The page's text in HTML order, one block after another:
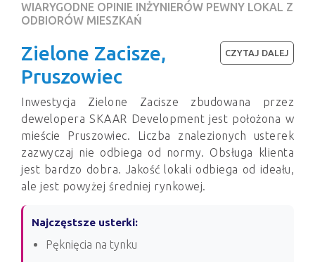
WIARYGODNE OPINIE INŻYNIERÓW PEWNY LOKAL Z
ODBIORÓW MIESZKAŃ
Zielone Zacisze,
Pruszowiec
Inwestycja Zielone Zacisze zbudowana przez
dewelopera SKAAR Development jest położona w
mieście Pruszowiec. Liczba znalezionych usterek
zazwyczaj nie odbiega od normy. Obsługa klienta
jest bardzo dobra. Jakość lokali odbiega od ideału,
ale jest powyżej średniej rynkowej.
Najczęstsze usterki:
Pęknięcia na tynku
CZYTAJ DALEJ